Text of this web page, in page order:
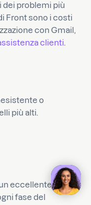
dei problemi più
Front sono i costi
con Gmail,
clienti.
o
più alti.
eccellente team
fase del